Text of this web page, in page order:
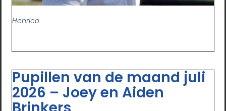
Henrico
Pupillen van de maand juli
2026 – Joey en Aiden